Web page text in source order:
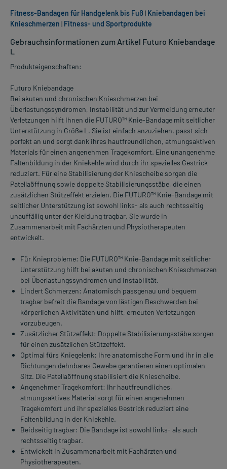
Gebrauchsinformationen zum Artikel Futuro Kniebandage
L
Produkteigenschaften:
Futuro Kniebandage
Bei akuten und chronischen Knieschmerzen bei
Überlastungssyndromen, Instabilität und zur Vermeidung erneuter
Verletzungen hilft Ihnen die FUTURO™ Knie-Bandage mit seitlicher
Unterstützung in Größe L. Sie ist einfach anzuziehen, passt sich
perfekt an und sorgt dank ihres hautfreundlichen, atmungsaktiven
Materials für einen angenehmen Tragekomfort. Eine unangenehme
Faltenbildung in der Kniekehle wird durch ihr spezielles Gestrick
reduziert. Für eine Stabilisierung der Kniescheibe sorgen die
Patellaöffnung sowie doppelte Stabilisierungsstäbe, die einen
zusätzlichen Stützeffekt erzielen. Die FUTURO™ Knie-Bandage mit
seitlicher Unterstützung ist sowohl links- als auch rechtsseitig
unauffällig unter der Kleidung tragbar. Sie wurde in
Zusammenarbeit mit Fachärzten und Physiotherapeuten
entwickelt.
Für Knieprobleme: Die FUTURO™ Knie-Bandage mit seitlicher
Unterstützung hilft bei akuten und chronischen Knieschmerzen
bei Überlastungssyndromen und Instabilität.
Lindert Schmerzen: Anatomisch passgenau und bequem
tragbar befreit die Bandage von lästigen Beschwerden bei
körperlichen Aktivitäten und hilft, erneuten Verletzungen
vorzubeugen.
Zusätzlicher Stützeffekt: Doppelte Stabilisierungsstäbe sorgen
für einen zusätzlichen Stützeffekt.
Optimal fürs Kniegelenk: Ihre anatomische Form und ihr in alle
Richtungen dehnbares Gewebe garantieren einen optimalen
Sitz. Die Patellaöffnung stabilisiert die Kniescheibe.
Angenehmer Tragekomfort: Ihr hautfreundliches,
atmungsaktives Material sorgt für einen angenehmen
Tragekomfort und ihr spezielles Gestrick reduziert eine
Faltenbildung in der Kniekehle.
Beidseitig tragbar: Die Bandage ist sowohl links- als auch
rechtsseitig tragbar.
Entwickelt in Zusammenarbeit mit Fachärzten und
Physiotherapeuten.
Fitness-Bandagen für Handgelenk bis Fuß| Kniebandagen bei
Knieschmerzen | Fitness- und Sportprodukte